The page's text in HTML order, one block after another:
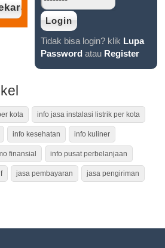
Tidak bisa login? klik Lupa
Password atau Register
kota info jasa instalasi listrik per kota
info kesehatan info kuliner
finansial info pusat perbelanjaan
jasa pembayaran jasa pengiriman